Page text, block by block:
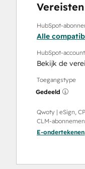
Vereisten
HubSpot-
Alle
HubSpot-
Bekijk de
Toegangstype
Gedeeld
Qwoty | eSign,
CLM-
E-ondertekenen